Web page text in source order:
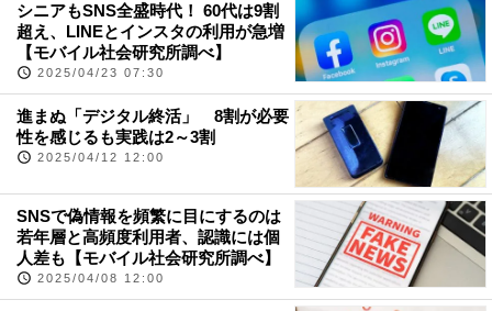
シニアもSNS全盛時代！ 60代は9割
超え、LINEとインスタの利用が急増
【モバイル社会研究所調べ】
2025/04/23 07:30
進まぬ「デジタル終活」 8割が必要
性を感じるも実践は2～3割
2025/04/12 12:00
SNSで偽情報を頻繁に目にするのは
若年層と高頻度利用者、認識には個
人差も【モバイル社会研究所調べ】
2025/04/08 12:00